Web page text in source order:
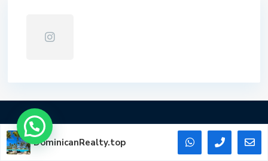
Contact us
DominicanRealty.top